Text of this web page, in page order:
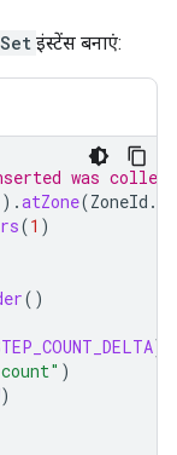
इंस्टेंस बनाएं:
was
atZone(ZoneId .
(1 )
()
)
)
)